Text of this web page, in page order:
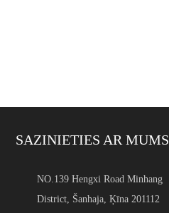
SAZINIETIES AR MUMS
NO.139 Hengxi Road Minhang
District, Šanhaja, Ķīna 201112